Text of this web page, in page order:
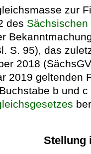
zur
des
S. 95), das
2018
2019 geltenden
b und
Stellung